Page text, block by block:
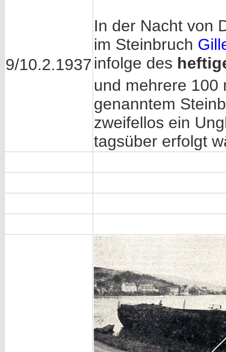
9/10.2.1937
In der Nacht von
im Steinbruch
infolge des
und mehrere 100
genanntem
zweifellos ein
tagsüber erfolgt